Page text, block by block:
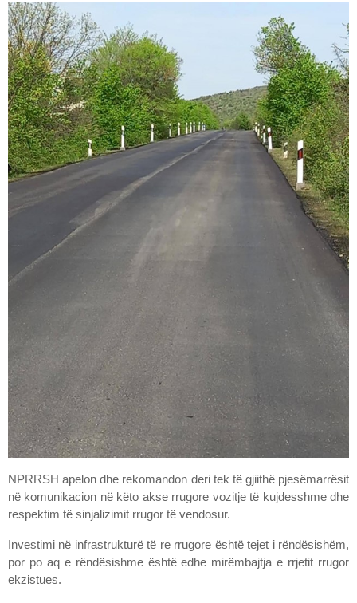
NPRRSH apelon dhe rekomandon deri tek të gjiithë pjesëmarrësit
në komunikacion në këto akse rrugore vozitje të kujdesshme dhe
respektim të sinjalizimit rrugor të vendosur.
Investimi në infrastrukturë të re rrugore është tejet i rëndësishëm,
por po aq e rëndësishme është edhe mirëmbajtja e rrjetit rrugor
ekzistues.